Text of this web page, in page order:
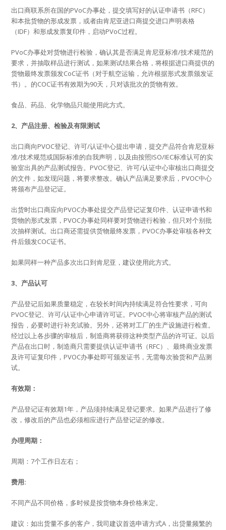
出口商联系所在国的PVoC办事处，提交填写好的认证申请书（RFC）
和本批货物的形成发票，或者由肯尼亚进口商提交进口声明表格
（IDF）和形成发票复印件，启动PVoC过程。
PVoC办事处对货物进行检验，确认其是否满足肯尼亚标准/技术规范的
要求，并抽取样品进行测试，如果测试结果合格，将根据进口商提供的
货物最终发票颁发CoC证书（对于航空运输，允许根据形式发票颁发证
书）。的COC证书有效期为90天，只对该批次的货物有效。
食品、药品、化学物品只能使用此方式。
2、产品注册、检验及有限测试
出口商向PVOC登记、许可/认证中心提出申请，提交产品符合肯尼亚标
准/技术规范或国际标准的自我声明，以及由按照ISO/IEC标准认可的实
验室出具的产品测试报告。PVOC登记、许可/认证中心审核出口商提交
的文件，如发现问题，将要求整改。确认产品满足要求后，PVOC中心
将颁布产品登记证。
出货时出口商应向PVOC办事处提交产品登记证复印件、认证申请书和
货物的形式发票，PVOC办事处同样要对货物进行检验，但只对个别批
次抽样测试。出口商还需提供货物最终发票，PVOC办事处审核各种文
件后颁发COC证书。
如果同样一种产品多次出口到肯尼亚，建议使用此方式。
3、产品认可
产品登记后如果质量稳定，在较长时间内持续满足符合性要求，可向
PVOC登记、许可/认证中心申请许可证。PVOC中心将审核产品的测试
报告，必要时进行补充试验。另外，还将对工厂的生产设施进行检查。
经过以上各步骤的审核后，制造商将获得这种类型产品的许可证。以后
产品在出口时，制造商只需要提供认证申请书（RFC）、最终商业发票
及许可证复印件，PVOC办事处即可颁发证书，无需每次验货和产品测
试。
有效期：
产品登记证有效期1年，产品须持续满足登记要求。如果产品进行了修
改，修改后的产品也必须相应进行产品登记证的修改。
办理周期：
周期：7个工作日左右；
费用:
不同产品不同价格，多时候是按货物本身价格来定。
建议：如出货量不多的客户，我司建议首选申请方式A，出贷量频繁的